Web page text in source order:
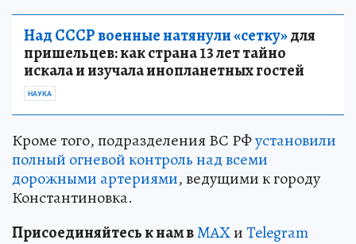
Над СССР военные натянули «сетку»для
пришельцев: как страна 13 лет тайно
искала и изучала инопланетных гостей
НАУКА
Кроме того, подразделения ВС РФустановили
полный огневой контроль над всеми
дорожными артериями, ведущими к городу
Константиновка.
Присоединяйтесь к нам вMAXиTelegram